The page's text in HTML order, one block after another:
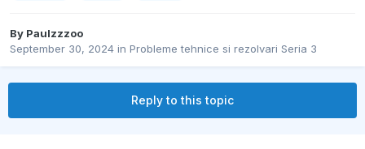
By Paulzzzoo
September 30, 2024 in Probleme tehnice si rezolvari Seria 3
Reply to this topic